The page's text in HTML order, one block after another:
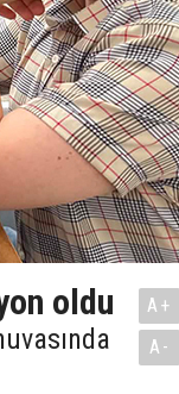
oldu
A+
A-